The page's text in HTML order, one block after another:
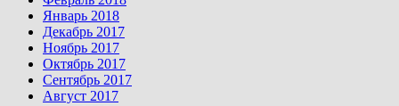
Январь 2018
Декабрь 2017
Ноябрь 2017
Октябрь 2017
Сентябрь 2017
Август 2017